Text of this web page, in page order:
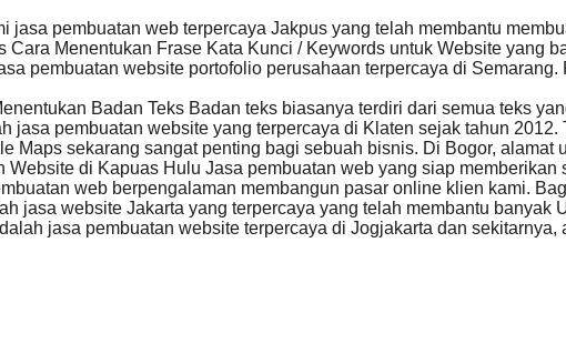
jasa pembuatan web terpercaya Jakpus yang telah membantu
Cara Menentukan Frase Kata Kunci / Keywords untuk Website yang
pembuatan website portofolio perusahaan terpercaya di
Badan Teks Badan teks biasanya terdiri dari semua teks
jasa pembuatan website yang terpercaya di Klaten sejak tahun
Maps sekarang sangat penting bagi sebuah bisnis. Di Bogor, alamat
Website di Kapuas Hulu Jasa pembuatan web yang siap
web berpengalaman membangun pasar online klien kami.
jasa website Jakarta yang terpercaya yang telah membantu banyak
jasa pembuatan website terpercaya di Jogjakarta dan